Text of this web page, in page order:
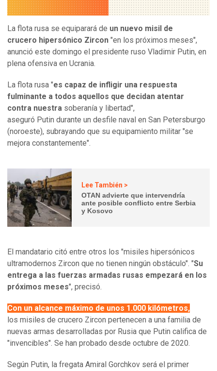
La flota rusa se equiparará de un nuevo misil de
crucero hipersónico Zircon "en los próximos meses",
anunció este domingo el presidente ruso Vladimir Putin, en
plena ofensiva en Ucrania.
La flota rusa "es capaz de infligir una respuesta
fulminante a todos aquellos que decidan atentar
contra nuestra soberanía y libertad",
aseguró Putin durante un desfile naval en San Petersburgo
(noroeste), subrayando que su equipamiento militar "se
mejora constantemente".
Lee También >
OTAN advierte que intervendría
ante posible conflicto entre Serbia
y Kosovo
El mandatario citó entre otros los "misiles hipersónicos
ultramodernos Zircon que no tienen ningún obstáculo". "Su
entrega a las fuerzas armadas rusas empezará en los
próximos meses", precisó.
Con un alcance máximo de unos 1.000 kilómetros,
los misiles de crucero Zircon pertenecen a una familia de
nuevas armas desarrolladas por Rusia que Putin califica de
"invencibles". Se han probado desde octubre de 2020.
Según Putin, la fregata Amiral Gorchkov será el primer